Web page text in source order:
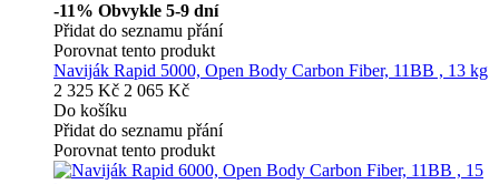
-11% Obvykle 5-9 dní
Přidat do seznamu přání
Porovnat tento produkt
Naviják Rapid 5000, Open Body Carbon Fiber, 11BB , 13 kg
2 325 Kč 2 065 Kč
Do košíku
Přidat do seznamu přání
Porovnat tento produkt